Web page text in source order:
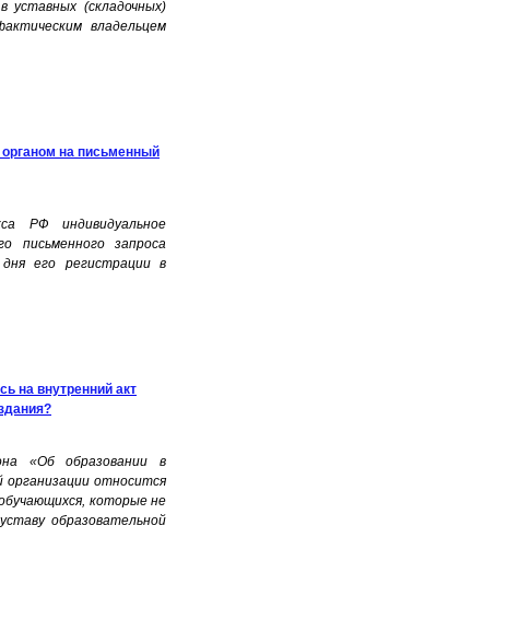
уставных (складочных)
владельцем
на письменный
РФ индивидуальное
письменного запроса
его регистрации в
на внутренний акт
«Об образовании в
организации относится
которые не
образовательной